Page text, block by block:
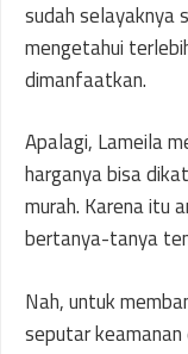
sudah selayaknya
mengetahui
dimanfaatkan.
Apalagi, Lameila
harganya bisa
murah. Karena itu
bertanya-tanya
Nah, untuk
seputar keamanan